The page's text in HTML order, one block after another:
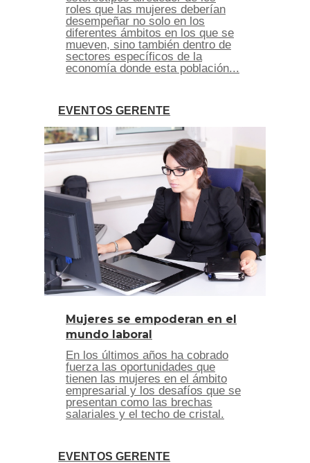
roles que las mujeres deberían
desempeñar no solo en los
diferentes ámbitos en los que se
mueven, sino también dentro de
sectores específicos de la
economía donde esta población...
EVENTOS GERENTE
Mujeres se empoderan en el
mundo laboral
En los últimos años ha cobrado
fuerza las oportunidades que
tienen las mujeres en el ámbito
empresarial y los desafíos que se
presentan como las brechas
salariales y el techo de cristal.
EVENTOS GERENTE